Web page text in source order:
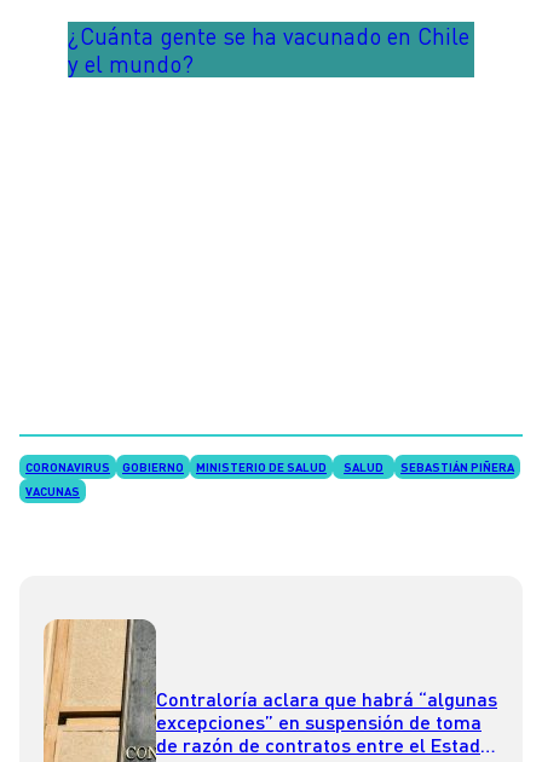
¿Cuánta gente se ha vacunado en Chile
y el mundo?
CORONAVIRUS GOBIERNO MINISTERIO DE SALUD SALUD
SEBASTIÁN PIÑERA
VACUNAS
Contraloría aclara que habrá “algunas
excepciones” en suspensión de toma
de razón de contratos entre el Estado